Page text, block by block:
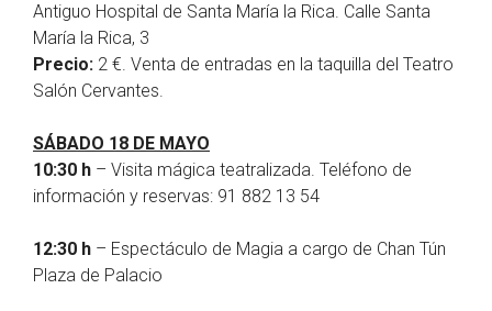
Antiguo Hospital de Santa María la Rica. Calle Santa
María la Rica, 3
Precio: 2 €. Venta de entradas en la taquilla del Teatro
Salón Cervantes.
SÁBADO 18 DE MAYO
10:30 h – Visita mágica teatralizada. Teléfono de
información y reservas: 91 882 13 54
12:30 h – Espectáculo de Magia a cargo de Chan Tún
Plaza de Palacio